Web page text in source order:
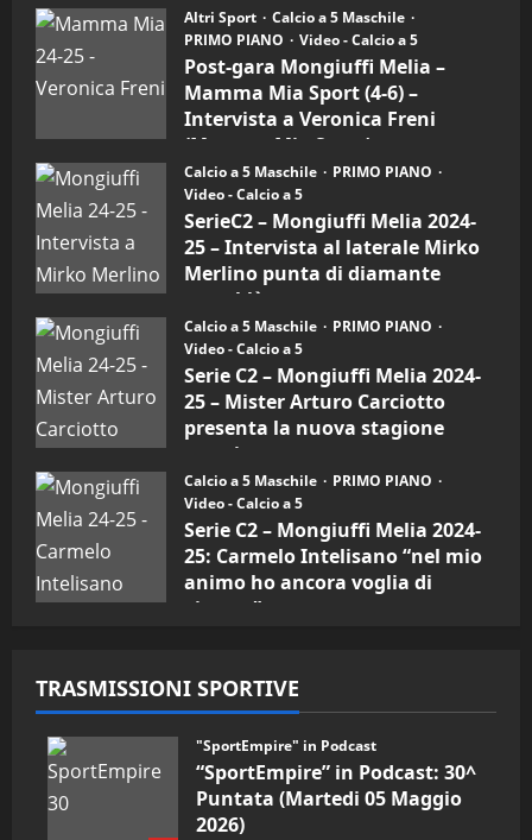
Post-
gara
Mongiuffi
Melia
–
Mamma
Mia
Sport
(4-
6)
–
Intervista
a
mister
Arturo
Carciotto
(Mongiuffi
Melia)
Altri Sport
Calcio a 5 Maschile
PRIMO PIANO
Video - Calcio a 5
Post-gara Mongiuffi Melia –
Mamma Mia Sport (4-6) –
Intervista a Veronica Freni
(Mamma Mia Sport)
30/09/2024
Calcio a 5 Maschile
PRIMO PIANO
Video - Calcio a 5
SerieC2 – Mongiuffi Melia 2024-
25 – Intervista al laterale Mirko
Merlino punta di diamante
rossoblù
26/09/2024
Calcio a 5 Maschile
PRIMO PIANO
Video - Calcio a 5
Serie C2 – Mongiuffi Melia 2024-
25 – Mister Arturo Carciotto
presenta la nuova stagione
sportiva
11/09/2024
Calcio a 5 Maschile
PRIMO PIANO
Video - Calcio a 5
Serie C2 – Mongiuffi Melia 2024-
25: Carmelo Intelisano “nel mio
animo ho ancora voglia di
vincere”
TRASMISSIONI SPORTIVE
"SportEmpire" in Podcast
“SportEmpire” in Podcast: 30^
Puntata (Martedi 05 Maggio
2026)